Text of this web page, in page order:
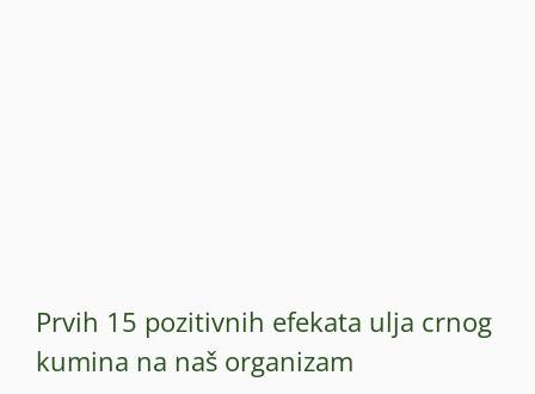
Prvih 15 pozitivnih efekata ulja crnog
kumina na naš organizam